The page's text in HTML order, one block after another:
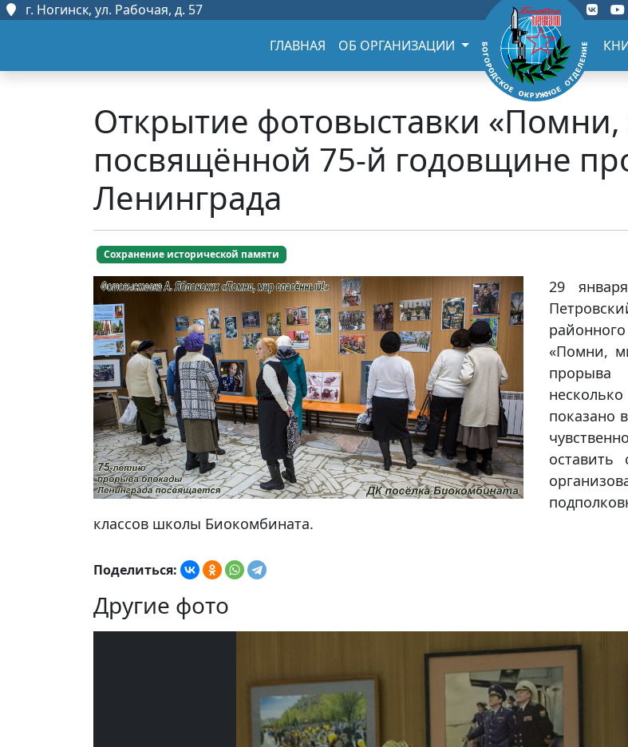
г. Ногинск, ул. Рабочая, д. 57
ГЛАВНАЯ ОБ ОРГАНИЗАЦИИ
Открытие фотовыставки
посвящённой 75-й годовщине
Ленинграда
Сохранение исторической памяти
29
«Помни,
прорыва
показано
классов школы Биокомбината.
Поделиться:
Другие фото